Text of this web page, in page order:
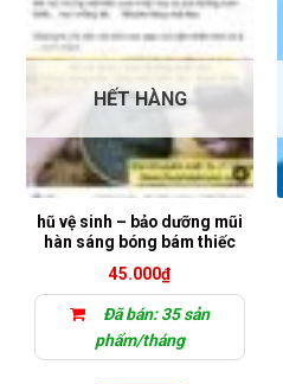
HẾT HÀNG
hũ vệ sinh – bảo dưỡng mũi
hàn sáng bóng bám thiếc
45.000₫
Đã bán: 35 sản
phẩm/tháng